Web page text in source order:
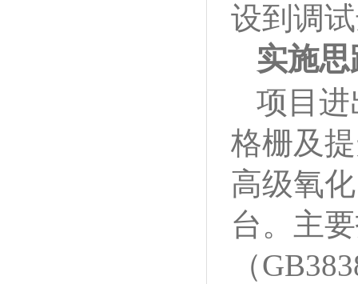
设到调
实施思
项目进
格栅及
高级氧
台。主
（